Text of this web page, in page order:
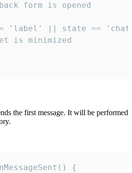
form is opened
'label' || state ==
is minimized
the first message. It will be performed
{